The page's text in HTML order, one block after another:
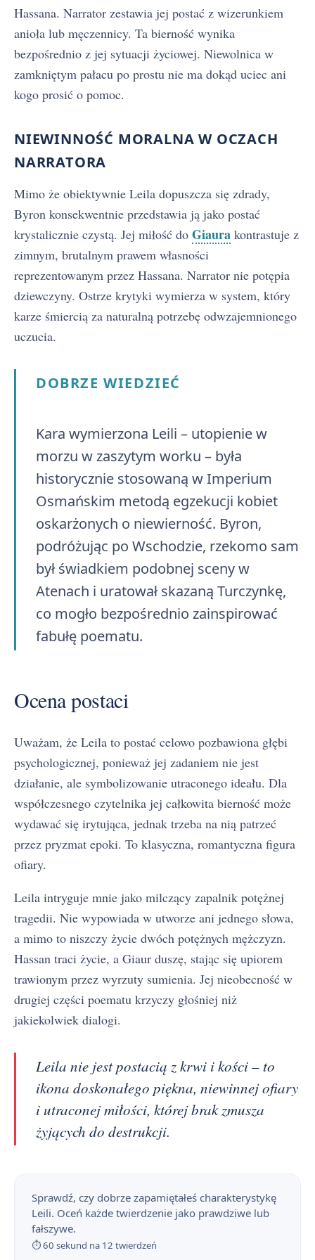
Hassana. Narrator zestawia jej postać z wizerunkiem
anioła lub męczennicy. Ta bierność wynika
bezpośrednio z jej sytuacji życiowej. Niewolnica w
zamkniętym pałacu po prostu nie ma dokąd uciec ani
kogo prosić o pomoc.
NIEWINNOŚĆ MORALNA W OCZACH
NARRATORA
Mimo że obiektywnie Leila dopuszcza się zdrady,
Byron konsekwentnie przedstawia ją jako postać
krystalicznie czystą. Jej miłość do Giaura kontrastuje z
zimnym, brutalnym prawem własności
reprezentowanym przez Hassana. Narrator nie potępia
dziewczyny. Ostrze krytyki wymierza w system, który
karze śmiercią za naturalną potrzebę odwzajemnionego
uczucia.
DOBRZE WIEDZIEĆ
Kara wymierzona Leili – utopienie w
morzu w zaszytym worku – była
historycznie stosowaną w Imperium
Osmańskim metodą egzekucji kobiet
oskarżonych o niewierność. Byron,
podróżując po Wschodzie, rzekomo sam
był świadkiem podobnej sceny w
Atenach i uratował skazaną Turczynkę,
co mogło bezpośrednio zainspirować
fabułę poematu.
Ocena postaci
Uważam, że Leila to postać celowo pozbawiona głębi
psychologicznej, ponieważ jej zadaniem nie jest
działanie, ale symbolizowanie utraconego ideału. Dla
współczesnego czytelnika jej całkowita bierność może
wydawać się irytująca, jednak trzeba na nią patrzeć
przez pryzmat epoki. To klasyczna, romantyczna figura
ofiary.
Leila intryguje mnie jako milczący zapalnik potężnej
tragedii. Nie wypowiada w utworze ani jednego słowa,
a mimo to niszczy życie dwóch potężnych mężczyzn.
Hassan traci życie, a Giaur duszę, stając się upiorem
trawionym przez wyrzuty sumienia. Jej nieobecność w
drugiej części poematu krzyczy głośniej niż
jakiekolwiek dialogi.
Leila nie jest postacią z krwi i kości – to
ikona doskonałego piękna, niewinnej ofiary
i utraconej miłości, której brak zmusza
żyjących do destrukcji.
Sprawdź, czy dobrze zapamiętałeś charakterystykę
Leili. Oceń każde twierdzenie jako prawdziwe lub
fałszywe.
⏱ 60 sekund na 12 twierdzeń